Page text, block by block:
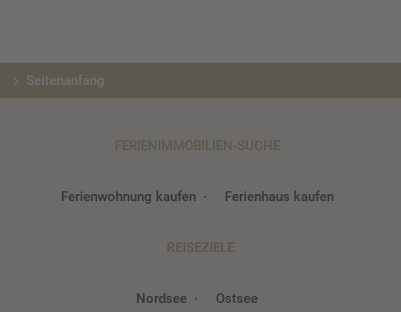
Seitenanfang
FERIENIMMOBILIEN-SUCHE
Ferienwohnung kaufen Ferienhaus kaufen
REISEZIELE
Nordsee Ostsee